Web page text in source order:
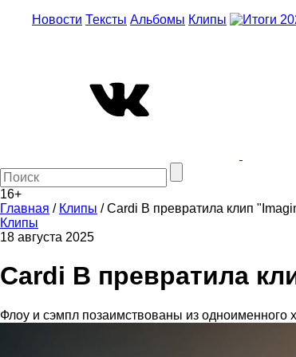
Новости Тексты Альбомы Клипы
16+
Главная / Клипы /Cardi B превратила клип
Клипы
18 августа 2025
Cardi B превратила
Флоу и сэмпл позаимствованы из одноименного